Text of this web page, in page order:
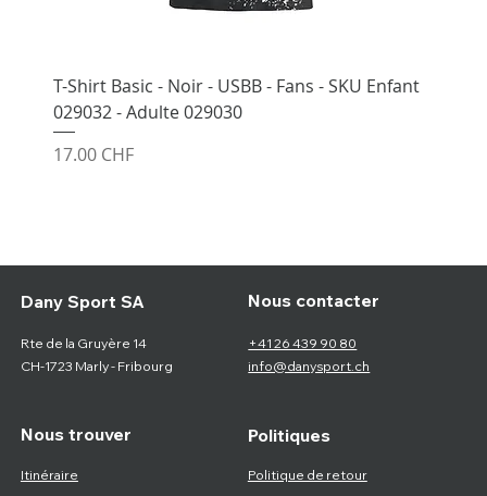
T-Shirt Basic - Noir - USBB - Fans - SKU Enfant
029032 - Adulte 029030
Prix
17.00 CHF
Nous trouver
Itinéraire
Dany Sport SA
Rte de la Gruyère 14
CH-1723 Marly - Fribourg
Politiques
Politique de retour
Nous contacter
+41 26 439 90 80
info@danysport.ch